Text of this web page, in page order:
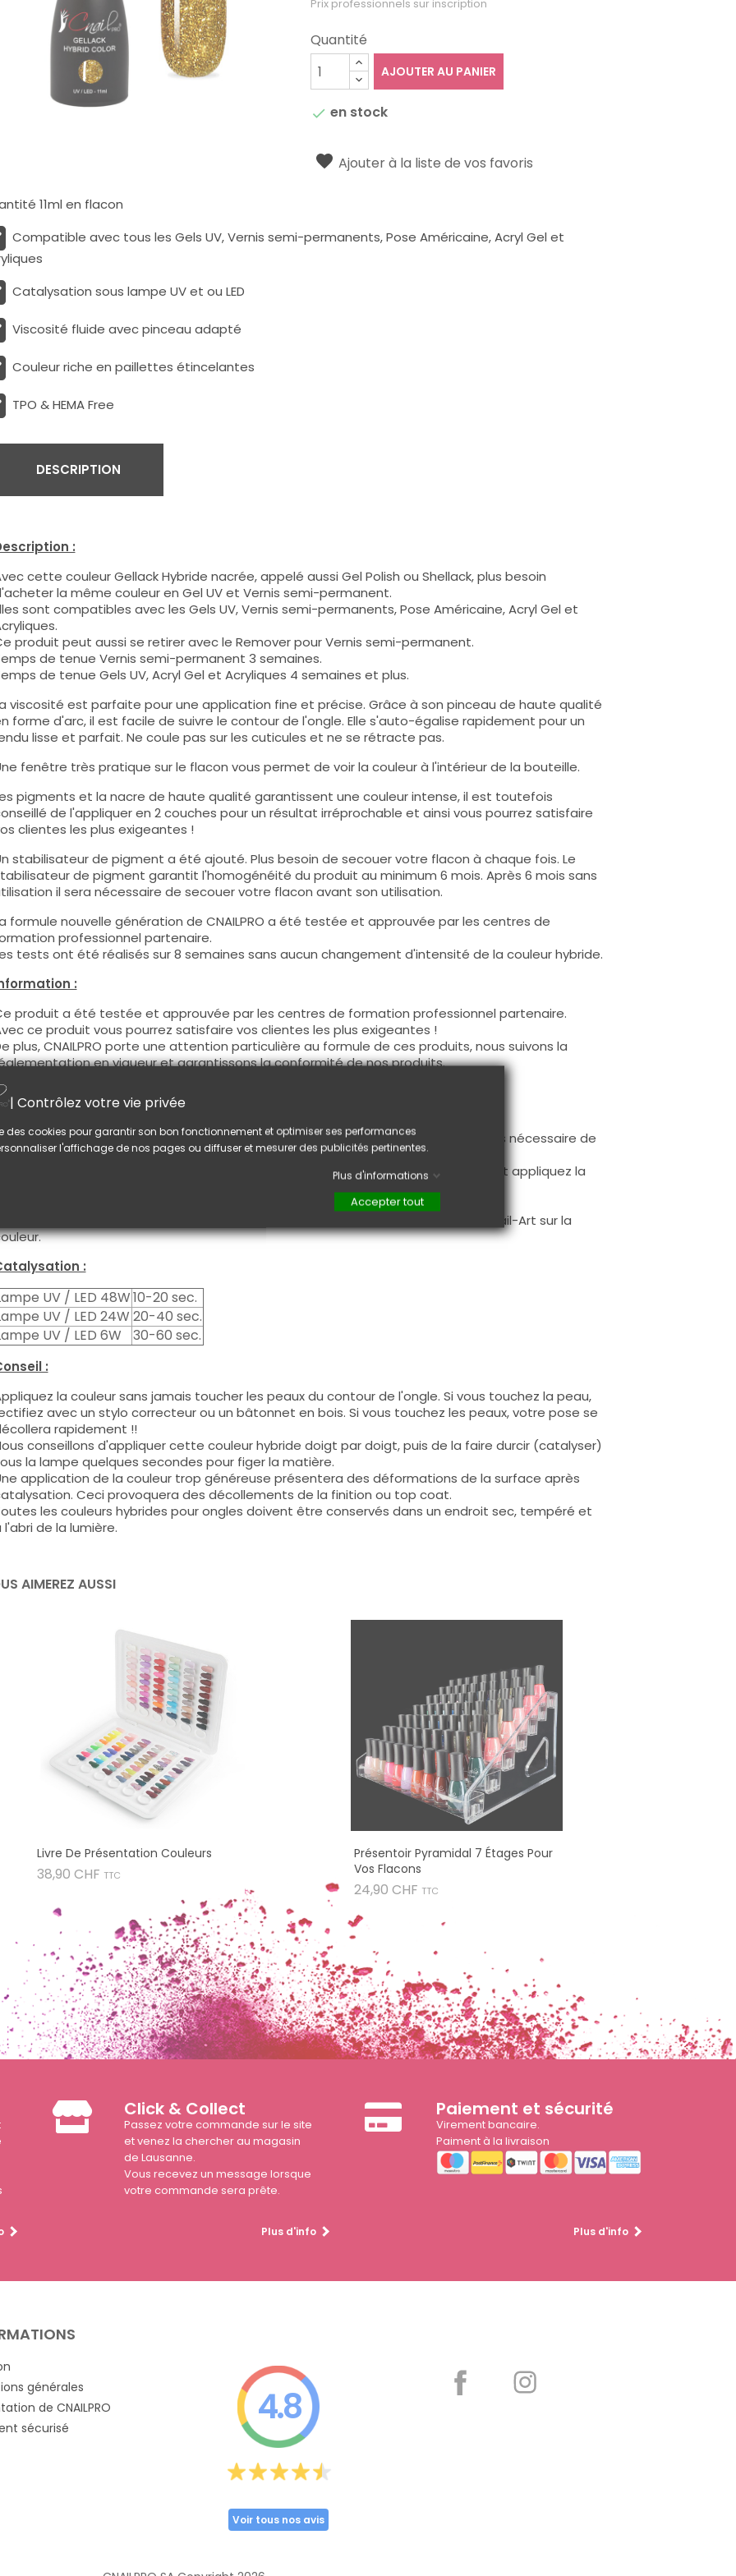
Prix professionnels sur inscription
Quantité
AJOUTER AU PANIER
 en stock
Ajouter à la liste de vos favoris
11ml en flacon
Compatible avec tous les Gels UV, Vernis semi-permanents, Pose Américaine, Acryl Gel et
Catalysation sous lampe UV et ou LED
Viscosité fluide avec pinceau adapté
Couleur riche en paillettes étincelantes
TPO & HEMA Free
DESCRIPTION
:
cette couleur Gellack Hybride nacrée, appelé aussi Gel Polish ou Shellack, plus besoin
la même couleur en Gel UV et Vernis semi-permanent.
sont compatibles avec les Gels UV, Vernis semi-permanents, Pose Américaine, Acryl Gel et
produit peut aussi se retirer avec le Remover pour Vernis semi-permanent.
de tenue Vernis semi-permanent 3 semaines.
de tenue Gels UV, Acryl Gel et Acryliques 4 semaines et plus.
viscosité est parfaite pour une application fine et précise. Grâce à son pinceau de haute qualité
forme d'arc, il est facile de suivre le contour de l'ongle. Elle s'auto-égalise rapidement pour un
lisse et parfait. Ne coule pas sur les cuticules et ne se rétracte pas.
fenêtre très pratique sur le flacon vous permet de voir la couleur à l'intérieur de la bouteille.
pigments et la nacre de haute qualité garantissent une couleur intense, il est toutefois
de l'appliquer en 2 couches pour un résultat irréprochable et ainsi vous pourrez satisfaire
clientes les plus exigeantes !
stabilisateur de pigment a été ajouté. Plus besoin de secouer votre flacon à chaque fois. Le
de pigment garantit l'homogénéité du produit au minimum 6 mois. Après 6 mois sans
il sera nécessaire de secouer votre flacon avant son utilisation.
formule nouvelle génération de CNAILPRO a été testée et approuvée par les centres de
professionnel partenaire.
tests ont été réalisés sur 8 semaines sans aucun changement d'intensité de la couleur hybride.
:
produit a été testée et approuvée par les centres de formation professionnel partenaire.
ce produit vous pourrez satisfaire vos clientes les plus exigeantes !
plus, CNAILPRO porte une attention particulière au formule de ces produits, nous suivons la
en vigueur et garantissons la conformité de nos produits.
:
couleur s'applique avec son pinceau, de manière fine, sur la base (il n'est pas nécessaire de
la couche de cohésion) ou sur la construction après limage.
Ce produit s'applique en deux couches, fermez le bord libre à la première couche et appliquez la
Ces produits s'utilisent autant en couleur pleine qu'en French.
Vous pouvez dégraisser la couche de cohésion si vous désirez faire une création Nail-Art sur la
:
UV / LED 48W10-20 sec.
UV / LED 24W 20-40 sec.
UV / LED 6W
30-60 sec.
:
la couleur sans jamais toucher les peaux du contour de l'ongle. Si vous touchez la peau,
avec un stylo correcteur ou un bâtonnet en bois. Si vous touchez les peaux, votre pose se
rapidement !!
conseillons d'appliquer cette couleur hybride doigt par doigt, puis de la faire durcir (catalyser)
la lampe quelques secondes pour figer la matière.
application de la couleur trop généreuse présentera des déformations de la surface après
Ceci provoquera des décollements de la finition ou top coat.
les couleurs hybrides pour ongles doivent être conservés dans un endroit sec, tempéré et
l'abri de la lumière.
AIMEREZ AUSSI
Livre De Présentation Couleurs
38,90 CHF Prix
TTC
Présentoir Pyramidal 7 Étages Pour
Vos Flacons
24,90 CHF Prix
TTC
Click & Collect
Passez votre commande sur le site
et venez la chercher au magasin
de Lausanne.
Vous recevez un message lorsque
votre commande sera prête.
Plus d'info
Paiement et sécurité
Virement bancaire.
Paiment à la livraison
Plus d'info
générales
de CNAILPRO
sécurisé
4.8
Voir tous nos avis
| Contrôlez votre vie privée
des cookies pour garantir son bon fonctionnement et optimiser ses performances
l'affichage de nos pages ou diffuser et mesurer des publicités pertinentes.
Plus d'informations
Accepter tout